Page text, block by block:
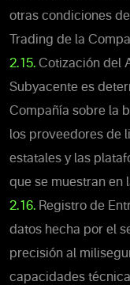
otras condiciones
Trading de la
2.15. Cotización del
Subyacente es
Compañía sobre la
los proveedores de
estatales y las
que se muestran en
2.16. Registro de
datos hecha por el
precisión al
capacidades